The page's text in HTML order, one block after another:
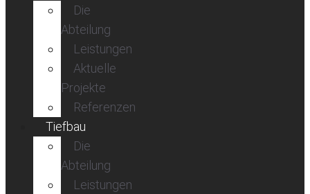
Die
Abteilung
Leistungen
Aktuelle
Projekte
Referenzen
Tiefbau
Die
Abteilung
Leistungen